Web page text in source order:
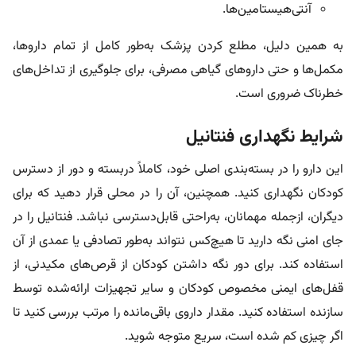
آنتی‌هیستامین‌ها.
به همین دلیل، مطلع‌ کردن پزشک به‌طور کامل از تمام داروها،
مکمل‌ها و حتی داروهای گیاهی مصرفی، برای جلوگیری از تداخل‌های
خطرناک ضروری است.
شرایط نگهداری فنتانیل
این دارو را در بسته‌بندی اصلی خود، کاملاً دربسته و دور از دسترس
کودکان نگهداری کنید. همچنین، آن را در محلی قرار دهید که برای
دیگران، ازجمله مهمانان، به‌راحتی قابل‌دسترسی نباشد. فنتانیل را در
جای امنی نگه دارید تا هیچ‌کس نتواند به‌طور تصادفی یا عمدی از آن
استفاده کند. برای دور نگه داشتن کودکان از قرص‌های مکیدنی، از
قفل‌های ایمنی مخصوص کودکان و سایر تجهیزات ارائه‌شده توسط
سازنده استفاده کنید. مقدار داروی باقی‌مانده را مرتب بررسی کنید تا
اگر چیزی کم شده است، سریع متوجه شوید.